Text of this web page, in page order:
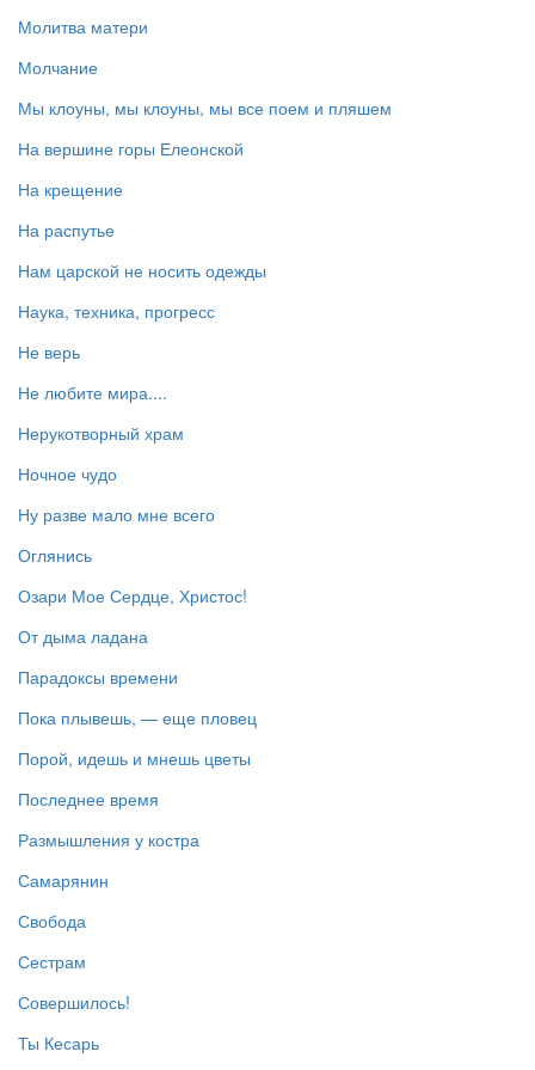
Молитва матери
Молчание
Мы клоуны, мы клоуны, мы все поем и пляшем
На вершине горы Елеонской
На крещение
На распутье
Нам царской не носить одежды
Наука, техника, прогресс
Не верь
Не любите мира....
Нерукотворный храм
Ночное чудо
Ну разве мало мне всего
Оглянись
Озари Мое Сердце, Христос!
От дыма ладана
Парадоксы времени
Пока плывешь, — еще пловец
Порой, идешь и мнешь цветы
Последнее время
Размышления у костра
Самарянин
Свобода
Сестрам
Совершилось!
Ты Кесарь